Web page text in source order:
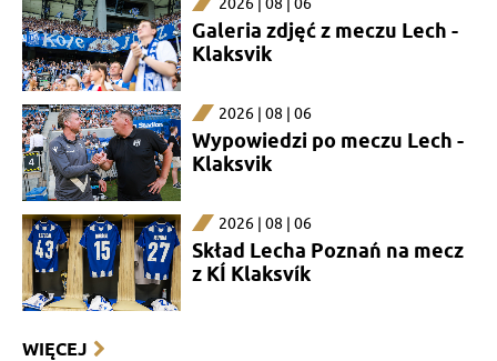
Galeria zdjęć z meczu Lech -
Klaksvik
2026 | 08 | 06
Wypowiedzi po meczu Lech -
Klaksvik
2026 | 08 | 06
Skład Lecha Poznań na mecz
z KÍ Klaksvík
WIĘCEJ